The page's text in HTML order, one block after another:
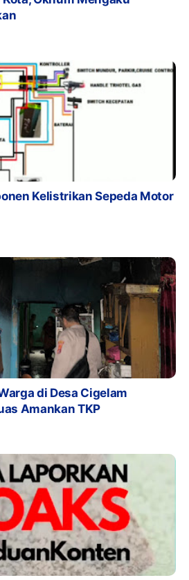
Kelistrikan Sepeda Motor
di Desa Cigelam
Amankan TKP